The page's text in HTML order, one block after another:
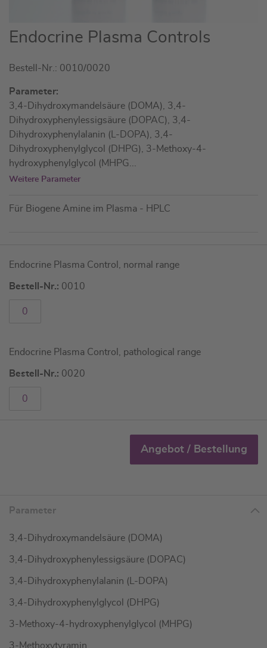
Zum
Anfang
Bildgalerie
springen
Endocrine Plasma Controls
Bestell-Nr.: 0010/0020
Parameter:
3,4-Dihydroxymandelsäure (DOMA), 3,4-
Dihydroxyphenylessigsäure (DOPAC), 3,4-
Dihydroxyphenylalanin (L-DOPA), 3,4-
Dihydroxyphenylglycol (DHPG), 3-Methoxy-4-
hydroxyphenylglycol (MHPG...
Weitere Parameter
Für Biogene Amine im Plasma - HPLC
für
gruppiertes
Endocrine Plasma Control, normal range
Bestell-Nr.: 0010
Endocrine Plasma Control, pathological range
Bestell-Nr.: 0020
Angebot / Bestellung
Parameter
3,4-Dihydroxymandelsäure (DOMA)
3,4-Dihydroxyphenylessigsäure (DOPAC)
3,4-Dihydroxyphenylalanin (L-DOPA)
3,4-Dihydroxyphenylglycol (DHPG)
3-Methoxy-4-hydroxyphenylglycol (MHPG)
3-Methoxytyramin